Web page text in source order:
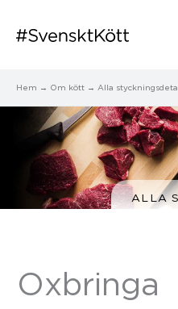
Hem Om kött Alla
ALLA
Oxbringa